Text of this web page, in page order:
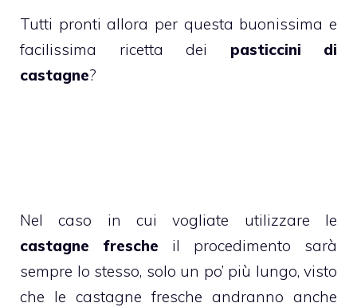
Tutti pronti allora per questa buonissima e
facilissima ricetta dei pasticcini di
castagne?
Nel caso in cui vogliate utilizzare le
castagne fresche il procedimento sarà
sempre lo stesso, solo un po’ più lungo, visto
che le castagne fresche andranno anche